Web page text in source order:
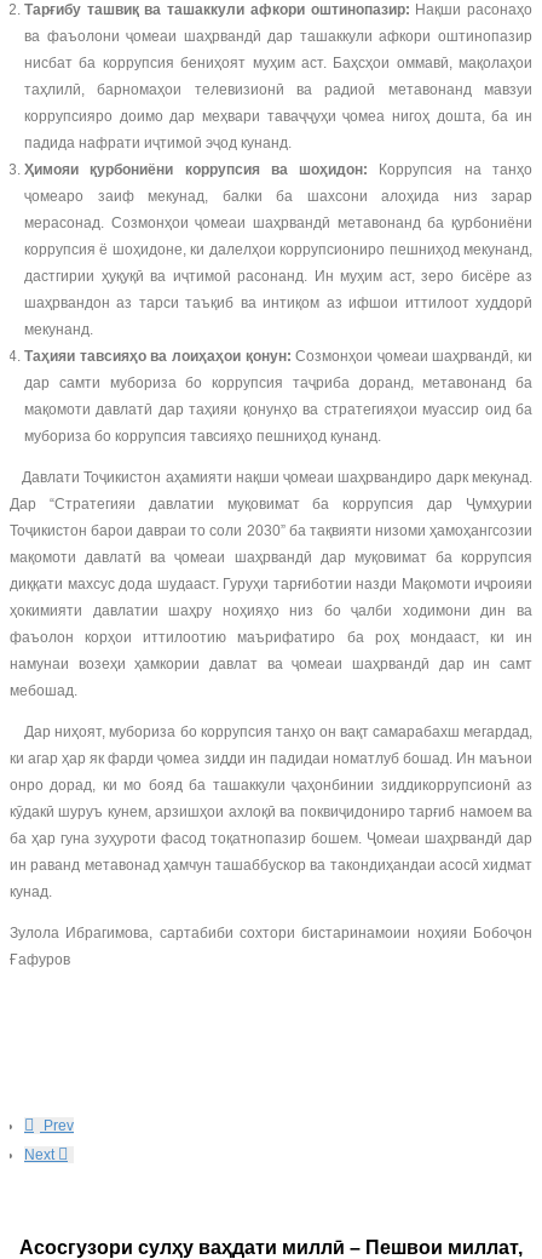
Тарғибу ташвиқ ва ташаккули афкори оштинопазир: Нақши расонаҳо
ва фаъолони ҷомеаи шаҳрвандӣ дар ташаккули афкори оштинопазир
нисбат ба коррупсия бениҳоят муҳим аст. Баҳсҳои оммавӣ, мақолаҳои
таҳлилӣ, барномаҳои телевизионӣ ва радиоӣ метавонанд мавзуи
коррупсияро доимо дар меҳвари таваҷҷуҳи ҷомеа нигоҳ дошта, ба ин
падида нафрати иҷтимоӣ эҷод кунанд.
Ҳимояи қурбониёни коррупсия ва шоҳидон: Коррупсия на танҳо
ҷомеаро заиф мекунад, балки ба шахсони алоҳида низ зарар
мерасонад. Созмонҳои ҷомеаи шаҳрвандӣ метавонанд ба қурбониёни
коррупсия ё шоҳидоне, ки далелҳои коррупсиониро пешниҳод мекунанд,
дастгирии ҳуқуқӣ ва иҷтимоӣ расонанд. Ин муҳим аст, зеро бисёре аз
шаҳрвандон аз тарси таъқиб ва интиқом аз ифшои иттилоот худдорӣ
мекунанд.
Таҳияи тавсияҳо ва лоиҳаҳои қонун: Созмонҳои ҷомеаи шаҳрвандӣ, ки
дар самти мубориза бо коррупсия таҷриба доранд, метавонанд ба
мақомоти давлатӣ дар таҳияи қонунҳо ва стратегияҳои муассир оид ба
мубориза бо коррупсия тавсияҳо пешниҳод кунанд.
Давлати Тоҷикистон аҳамияти нақши ҷомеаи шаҳрвандиро дарк мекунад.
Дар “Стратегияи давлатии муқовимат ба коррупсия дар Ҷумҳурии
Тоҷикистон барои давраи то соли 2030” ба тақвияти низоми ҳамоҳангсозии
мақомоти давлатӣ ва ҷомеаи шаҳрвандӣ дар муқовимат ба коррупсия
диққати махсус дода шудааст. Гуруҳи тарғиботии назди Мақомоти иҷроияи
ҳокимияти давлатии шаҳру ноҳияҳо низ бо ҷалби ходимони дин ва
фаъолон корҳои иттилоотию маърифатиро ба роҳ мондааст, ки ин
намунаи возеҳи ҳамкории давлат ва ҷомеаи шаҳрвандӣ дар ин самт
мебошад.
Дар ниҳоят, мубориза бо коррупсия танҳо он вақт самарабахш мегардад,
ки агар ҳар як фарди ҷомеа зидди ин падидаи номатлуб бошад. Ин маънои
онро дорад, ки мо бояд ба ташаккули ҷаҳонбинии зиддикоррупсионӣ аз
кӯдакӣ шуруъ кунем, арзишҳои ахлоқӣ ва поквиҷидониро тарғиб намоем ва
ба ҳар гуна зуҳуроти фасод тоқатнопазир бошем. Ҷомеаи шаҳрвандӣ дар
ин раванд метавонад ҳамчун ташаббускор ва такондиҳандаи асосӣ хидмат
кунад.
Зулола Ибрагимова, сартабиби сохтори бистаринамоии ноҳияи Бобоҷон
Ғафуров
Prev
Next
Асосгузори сулҳу ваҳдати миллӣ – Пешвои миллат,